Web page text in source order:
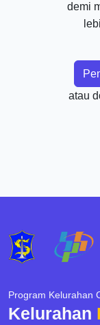
demi
atau
Program Kelurahan
Kelurahan